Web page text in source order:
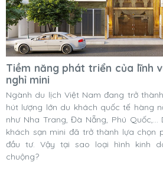
Tiềm năng phát triển của lĩnh
nghỉ mini
Ngành du lịch Việt Nam đang trở
hút lượng lớn du khách quốc tế hàng
như Nha Trang, Đà Nẵng, Phú
khách sạn mini đã trở thành lựa chọn
đầu tư. Vậy tại sao loại hình kinh
chuộng?